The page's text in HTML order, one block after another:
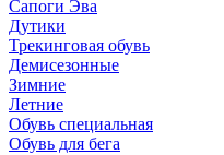
Сапоги Эва
Дутики
Трекинговая обувь
Демисезонные
Зимние
Летние
Обувь специальная
Обувь для бега